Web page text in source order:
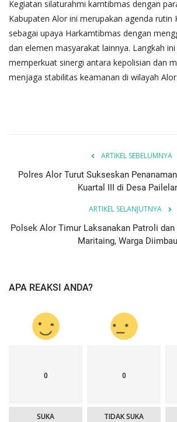
Kegiatan silaturahmi kamtibmas dengan
Kabupaten Alor ini merupakan agenda rutin
sebagai upaya Harkamtibmas dengan
dan elemen masyarakat lainnya. Langkah
memperkuat sinergi antara kepolisian dan
menjaga stabilitas keamanan di wilayah Alor.
ARTIKEL SEBELUMNYA
Polres Alor Turut Sukseskan
Kuartal III di Desa
ARTIKEL SELANJUTNYA
Polsek Alor Timur Laksanakan Patroli dan
Maritaing, Warga
APA REAKSI ANDA?
0
SUKA
0
TIDAK SUKA